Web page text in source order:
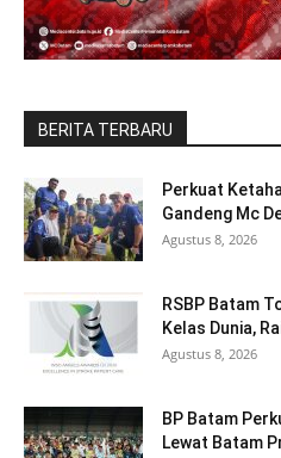
BERITA TERBARU
Perkuat
Gandeng Mc
Agustus 8, 2026
RSBP Batam
Kelas Dunia,
Agustus 8, 2026
BP Batam
Lewat Batam